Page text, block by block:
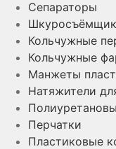
Сепараторы
Кольчужные
Кольчужные
Манжеты
Натяжители
Перчатки
Пластиковые